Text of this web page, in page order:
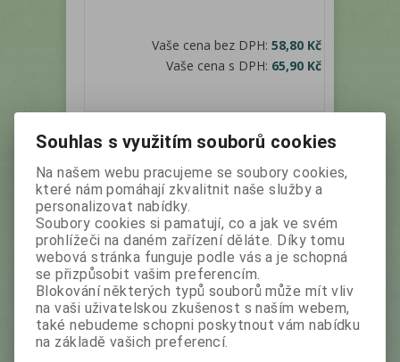
Vaše cena bez DPH:58,80 Kč
Vaše cena s DPH: 65,90 Kč
Není na skladě
BASILUR- Tea Moods Thyme papír
75g
Výrobce:Basilur Katalogové číslo: 25134
Černý čaj s ochucujícími částmi rostlin, sypaný
Souhlas s využitím souborů cookies
Na našem webu pracujeme se soubory cookies,
které nám pomáhají zkvalitnit naše služby a
personalizovat nabídky.
Soubory cookies si pamatují, co a jak ve svém
prohlížeči na daném zařízení děláte. Díky tomu
webová stránka funguje podle vás a je schopná
se přizpůsobit vašim preferencím.
Blokování některých typů souborů může mít vliv
na vaši uživatelskou zkušenost s naším webem,
také nebudeme schopni poskytnout vám nabídku
na základě vašich preferencí.